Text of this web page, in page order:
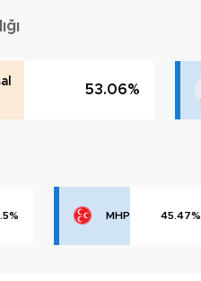
53.06%
MHP 45.47%